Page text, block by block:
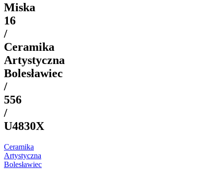
Miska
16
/
Ceramika
Artystyczna
Bolesławiec
/
556
/
U4830X
Ceramika
Artystyczna
Bolesławiec